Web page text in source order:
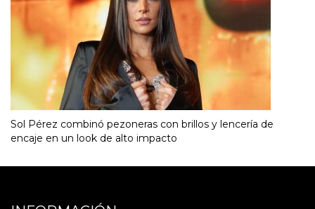
Sol Pérez combinó pezoneras con brillos y lencería de
encaje en un look de alto impacto